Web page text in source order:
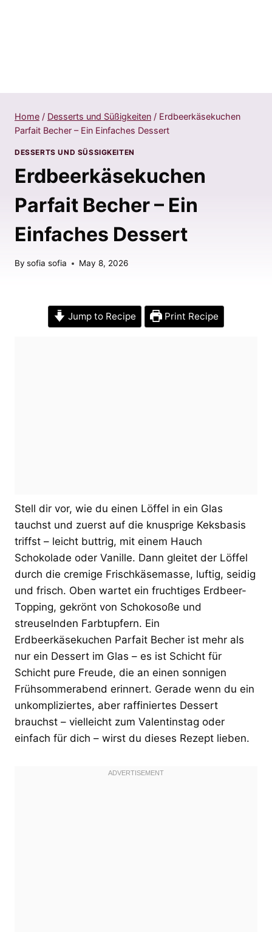
Home / Desserts und Süßigkeiten / Erdbeerkäsekuchen
Parfait Becher – Ein Einfaches Dessert
DESSERTS UND SÜSSIGKEITEN
Erdbeerkäsekuchen
Parfait Becher – Ein
Einfaches Dessert
By sofia sofia May 8, 2026
Jump to Recipe Print Recipe
Stell dir vor, wie du einen Löffel in ein Glas
tauchst und zuerst auf die knusprige Keksbasis
triffst – leicht buttrig, mit einem Hauch
Schokolade oder Vanille. Dann gleitet der Löffel
durch die cremige Frischkäsemasse, luftig, seidig
und frisch. Oben wartet ein fruchtiges Erdbeer-
Topping, gekrönt von Schokosoße und
streuselnden Farbtupfern. Ein
Erdbeerkäsekuchen Parfait Becher ist mehr als
nur ein Dessert im Glas – es ist Schicht für
Schicht pure Freude, die an einen sonnigen
Frühsommerabend erinnert. Gerade wenn du ein
unkompliziertes, aber raffiniertes Dessert
brauchst – vielleicht zum Valentinstag oder
einfach für dich – wirst du dieses Rezept lieben.